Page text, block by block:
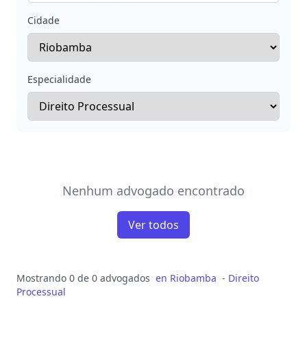
Cidade
Especialidade
Nenhum advogado encontrado
Ver todos
Mostrando 0 de 0 advogados en Riobamba - Direito
Processual